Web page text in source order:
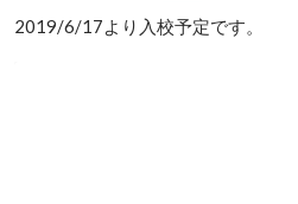
2019/6/17より入校予定です。